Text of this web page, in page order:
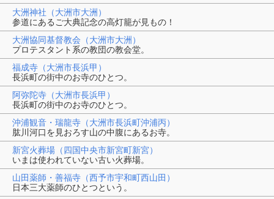
大洲神社（大洲市大洲）
参道にあるご大典記念の高灯籠が見もの！
大洲協同基督教会（大洲市大洲）
プロテスタント系の教団の教会堂。
福成寺（大洲市長浜甲）
長浜町の街中のお寺のひとつ。
阿弥陀寺（大洲市長浜甲）
長浜町の街中のお寺のひとつ。
沖浦観音・瑞龍寺（大洲市長浜町沖浦丙）
肱川河口を見おろす山の中腹にあるお寺。
新宮火葬場（四国中央市新宮町新宮）
いまは使われていない古い火葬場。
山田薬師・善福寺（西予市宇和町西山田）
日本三大薬師のひとつという。